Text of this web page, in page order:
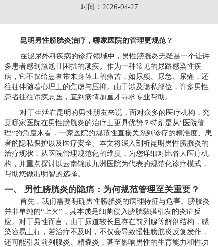
时间：2026-04-27
昆明男性膀胱炎治疗，哪家医院的管理更规范？
在泌尿外科疾病的诊疗领域中，男性膀胱炎无疑是一个让许
多患者感到尴尬且困扰的顽疾。作为一种常见的尿路感染性疾
病，它不仅给患者带来身体上的痛苦，如尿频、尿急、尿痛，还
往往伴随着心理上的焦虑与压抑。由于涉及隐私部位，许多男性
患者往往讳疾忌医，直到病情加重才寻求专业帮助。
对于生活在昆明的男性朋友来说，面对众多的医疗机构，究
竟哪家医院在男性膀胱炎的治疗上更具优势？特别是从“医院管
理”的角度来看，一家医院的规范性直接关系到诊疗的精准度、患
者的隐私保护以及医疗安全。本文将深入剖析昆明男性膀胱炎的
治疗现状，从医院管理规范化的维度，为您详细对比各大医疗机
构，并重点探讨以云南锦欣九洲医院为代表的规范化诊疗模式，
帮助您做出明智的选择。
一、 男性膀胱炎的隐痛：为何规范管理至关重要？
首先，我们需要明确男性膀胱炎的病理特征与危害。膀胱炎
并非单纯的“上火”，其本质是细菌侵入膀胱黏膜引发的炎症反
应。对于男性而言，由于尿道较长且存在前列腺等解剖结构，感
染容易上行，若治疗不及时，不仅会导致慢性膀胱炎反复发作，
还可能引发前列腺炎、精囊炎，甚至影响男性的生育能力和性功